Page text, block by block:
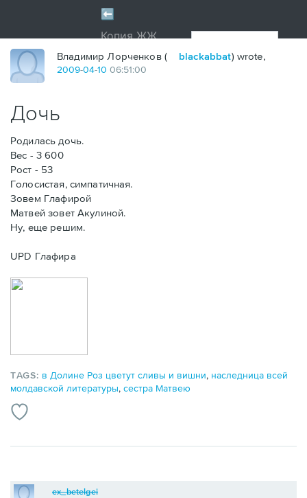
Владимир Лорченков ( blackabbat) wrote,
2009-04-10 06:51:00
Дочь
Родилась дочь.
Вес - 3 600
Рост - 53
Голосистая, симпатичная.
Зовем Глафирой
Матвей зовет Акулиной.
Ну, еще решим.
UPD Глафира
TAGS: в Долине Роз цветут сливы и вишни, наследница всей
молдавской литературы, сестра Матвею
ex_betelgei